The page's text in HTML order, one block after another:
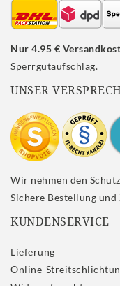
Nur 4.95 €
Sperrgutaufschlag.
UNSER
Wir nehmen den
Sichere Bestellung und
KUNDENSERVICE
Lieferung
Online-
Widerrufs­recht